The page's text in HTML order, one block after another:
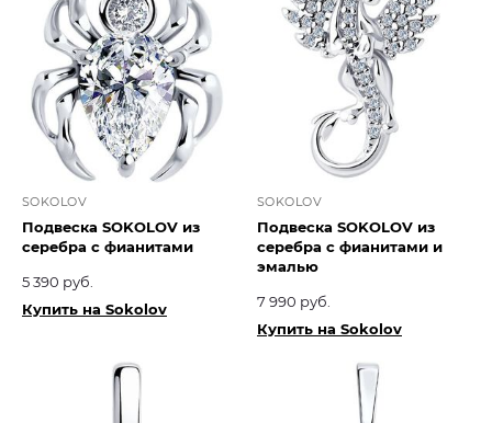
SOKOLOV
Подвеска SOKOLOV из
серебра с фианитами
5 390 руб.
Купить на Sokolov
SOKOLOV
Подвеска SOKOLOV из
серебра с фианитами и
эмалью
7 990 руб.
Купить на Sokolov